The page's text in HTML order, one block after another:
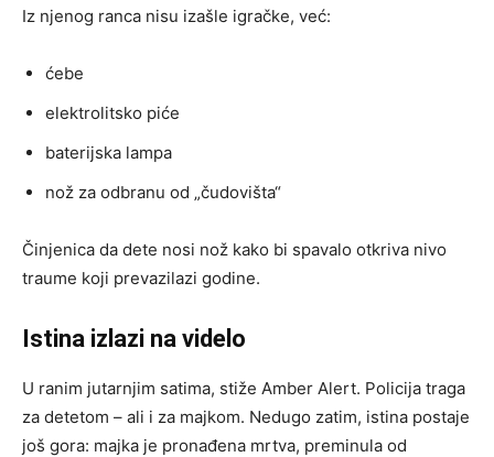
Iz njenog ranca nisu izašle igračke, već:
ćebe
elektrolitsko piće
baterijska lampa
nož za odbranu od „čudovišta“
Činjenica da dete nosi nož kako bi spavalo otkriva nivo
traume koji prevazilazi godine.
Istina izlazi na videlo
U ranim jutarnjim satima, stiže Amber Alert. Policija traga
za detetom – ali i za majkom. Nedugo zatim, istina postaje
još gora: majka je pronađena mrtva, preminula od